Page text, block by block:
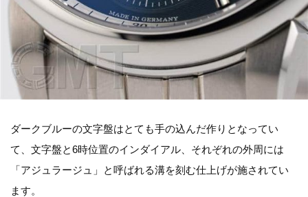
ダークブルーの文字盤はとても手の込んだ作りとなってい
て、文字盤と6時位置のインダイアル、それぞれの外周には
「アジュラージュ」と呼ばれる溝を刻む仕上げが施されてい
ます。